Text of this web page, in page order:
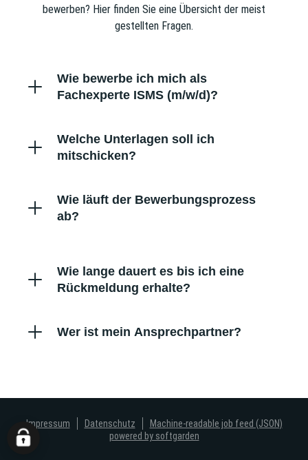
bewerben? Hier finden Sie eine Übersicht der meist
gestellten Fragen.
Wie bewerbe ich mich als
Fachexperte ISMS (m/w/d)?
Welche Unterlagen soll ich
mitschicken?
Wie läuft der Bewerbungsprozess
ab?
Wie lange dauert es bis ich eine
Rückmeldung erhalte?
Wer ist mein Ansprechpartner?
Impressum Datenschutz
Machine-readable job feed (JSON)
powered by softgarden